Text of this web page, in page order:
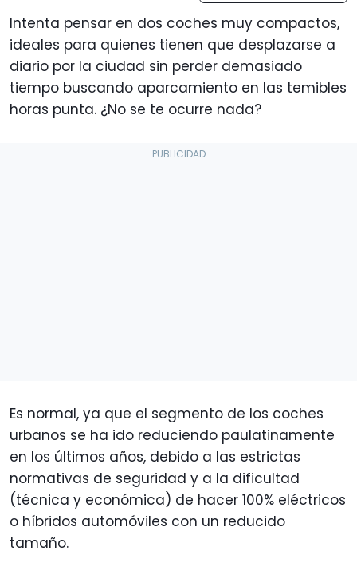
Intenta pensar en dos coches muy compactos,
ideales para quienes tienen que desplazarse a
diario por la ciudad sin perder demasiado
tiempo buscando aparcamiento en las temibles
horas punta. ¿No se te ocurre nada?
Es normal, ya que el segmento de los coches
urbanos se ha ido reduciendo paulatinamente
en los últimos años, debido a las estrictas
normativas de seguridad y a la dificultad
(técnica y económica) de hacer 100% eléctricos
o híbridos automóviles con un reducido
tamaño.